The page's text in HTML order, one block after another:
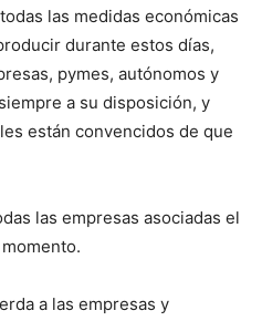
las medidas económicas
durante estos días,
pymes, autónomos y
a su disposición, y
están convencidos de que
las empresas asociadas el
a las empresas y